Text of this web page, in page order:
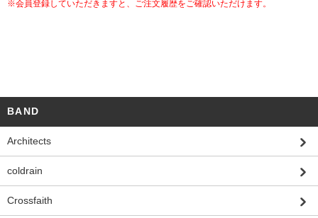
※会員登録していただきますと、ご注文履歴をご確認いただけます。
BAND
Architects
coldrain
Crossfaith